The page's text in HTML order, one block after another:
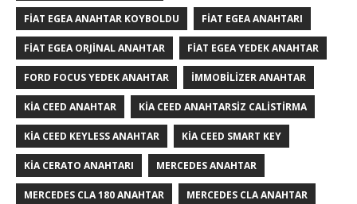
FIAT EGEA ANAHTAR KOYBOLDU FIAT EGEA ANAHTARI
FIAT EGEA ORJINAL ANAHTAR FIAT EGEA YEDEK ANAHTAR
FORD FOCUS YEDEK ANAHTAR IMMOBILIZER ANAHTAR
KIA CEED ANAHTAR KIA CEED ANAHTARSIZ CALISTIRMA
KIA CEED KEYLESS ANAHTAR KIA CEED SMART KEY
KIA CERATO ANAHTARI MERCEDES ANAHTAR
MERCEDES CLA 180 ANAHTAR MERCEDES CLA ANAHTAR